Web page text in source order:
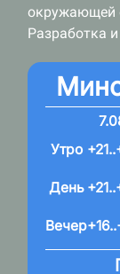
окружающей
Разработка
Вечер
День
Утро